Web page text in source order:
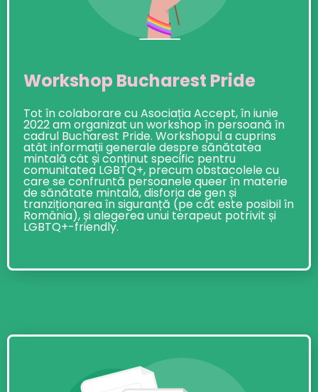
Workshop Bucharest Pride
Tot în colaborare cu Asociația Accept, în iunie
2022 am organizat un workshop în persoană în
cadrul Bucharest Pride. Workshopul a cuprins
atât informații generale despre sănătatea
mintală cât și conținut specific pentru
comunitatea LGBTQ+, precum obstacolele cu
care se confruntă persoanele queer în materie
de sănătate mintală, disforia de gen și
tranziționarea în siguranță (pe cât este posibil în
România), și alegerea unui terapeut potrivit și
LGBTQ+-friendly.